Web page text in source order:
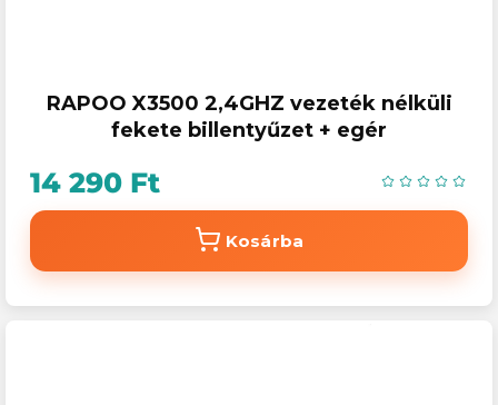
RAPOO X3500 2,4GHZ vezeték nélküli
fekete billentyűzet + egér
14 290 Ft
Kosárba